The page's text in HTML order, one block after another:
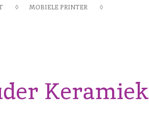
MOBIELE PRINTER
Keramiek